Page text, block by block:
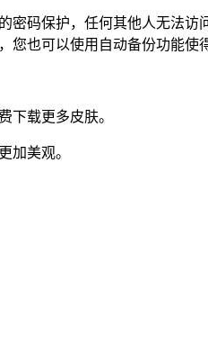
码保护，任何其他人无法
也可以使用自动备份功能使
下载更多皮肤。
加美观。